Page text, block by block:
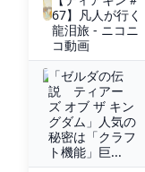
67】凡人が行く
龍泪旅 - ニコニ
コ動画
「ゼルダの伝
説 ティアー
ズ オブ ザ キン
グダム」人気の
秘密は「クラフ
ト機能」巨...